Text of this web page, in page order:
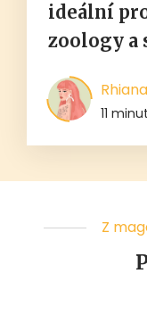
ideální
zoology a
11
Z